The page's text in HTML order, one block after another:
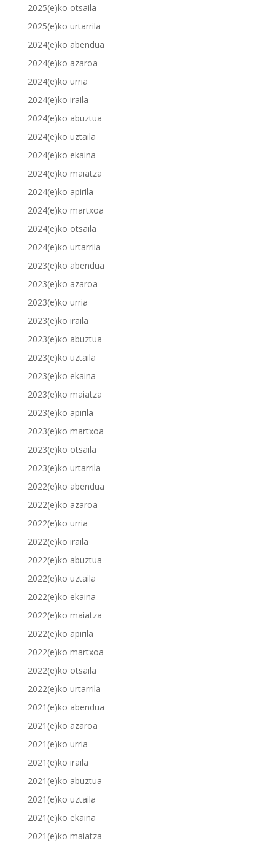
2025(e)ko otsaila
2025(e)ko urtarrila
2024(e)ko abendua
2024(e)ko azaroa
2024(e)ko urria
2024(e)ko iraila
2024(e)ko abuztua
2024(e)ko uztaila
2024(e)ko ekaina
2024(e)ko maiatza
2024(e)ko apirila
2024(e)ko martxoa
2024(e)ko otsaila
2024(e)ko urtarrila
2023(e)ko abendua
2023(e)ko azaroa
2023(e)ko urria
2023(e)ko iraila
2023(e)ko abuztua
2023(e)ko uztaila
2023(e)ko ekaina
2023(e)ko maiatza
2023(e)ko apirila
2023(e)ko martxoa
2023(e)ko otsaila
2023(e)ko urtarrila
2022(e)ko abendua
2022(e)ko azaroa
2022(e)ko urria
2022(e)ko iraila
2022(e)ko abuztua
2022(e)ko uztaila
2022(e)ko ekaina
2022(e)ko maiatza
2022(e)ko apirila
2022(e)ko martxoa
2022(e)ko otsaila
2022(e)ko urtarrila
2021(e)ko abendua
2021(e)ko azaroa
2021(e)ko urria
2021(e)ko iraila
2021(e)ko abuztua
2021(e)ko uztaila
2021(e)ko ekaina
2021(e)ko maiatza